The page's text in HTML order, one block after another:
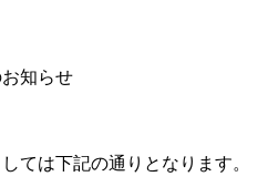
知らせ
ては下記の通りとなります。